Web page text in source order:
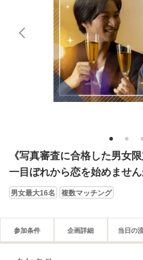
1 2 3
《写真審査に合格した男女限
一目ぼれから恋を始めません
男女最大16名 複数マッチング
参加条件 企画詳細 当日の